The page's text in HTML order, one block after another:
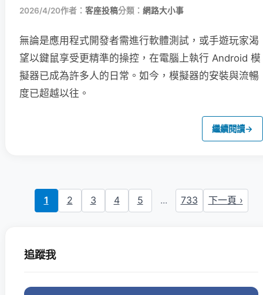
2026/4/20作者： 客座投稿分類： 網路大小事
無論是應用程式開發者需進行軟體測試，或手遊玩家渴
望以鍵鼠享受更精準的操控，在電腦上執行 Android 模
擬器已成為許多人的日常。如今，模擬器的安裝與流暢
度已超越以往。
繼續閱讀→
1 2 3 4 5 ... 733 下一頁 ›
追蹤我